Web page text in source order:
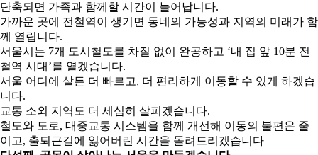
단축되면 가족과 함께할 시간이 늘어납니다.
가까운 곳에 전철역이 생기면 동네의 가능성과 지역의 미래가 함
께 열립니다.
서울시는 7개 도시철도를 차질 없이 완공하고 ‘내 집 앞 10분 전
철역 시대’를 열겠습니다.
서울 어디에 살든 더 빠르고, 더 편리하게 이동할 수 있게 하겠습
니다.
교통 소외 지역도 더 세심히 살피겠습니다.
철도와 도로, 대중교통 시스템을 함께 개선해 이동의 불편은 줄
이고, 출퇴근길에 잃어버린 시간을 돌려드리겠습니다